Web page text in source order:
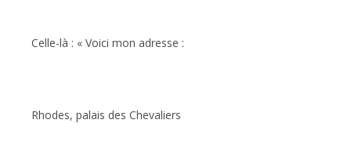
Celle-là : « Voici mon adresse :
Rhodes, palais des Chevaliers